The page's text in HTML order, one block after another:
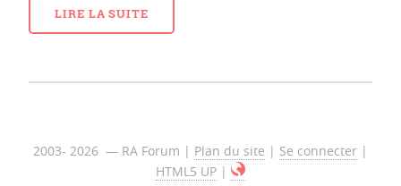
LIRE LA SUITE
2003- 2026 — RA Forum | Plan du site | Se connecter |
HTML5 UP |